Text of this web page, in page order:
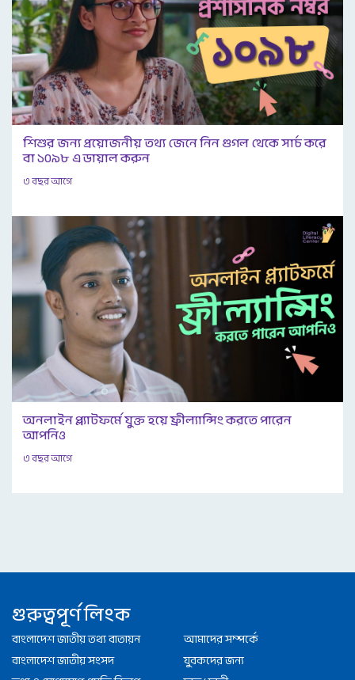
শিশুর জন্য প্রয়োজনীয় তথ্য জেনে নিন গুগল থেকে সার্চ করে
বা ১০৯৮ এ ডায়াল করুন
৩ বছর আগে
অনলাইন প্ল্যাটফর্মে যুক্ত হয়ে ফ্রীল্যান্সিং করতে পারেন
আপনিও
৩ বছর আগে
গুরুত্বপূর্ণ লিংক
বাংলাদেশ জাতীয় তথ্য বাতায়ন
বাংলাদেশ জাতীয় সংসদ
আমাদের সম্পর্কে
যুবকদের জন্য